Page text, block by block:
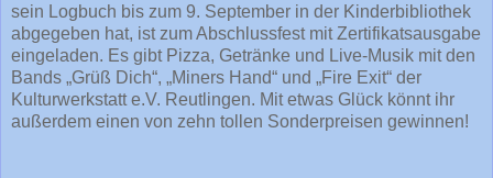
sein Logbuch bis zum 9. September in der Kinderbibliothek
abgegeben hat, ist zum Abschlussfest mit Zertifikatsausgabe
eingeladen. Es gibt Pizza, Getränke und Live-Musik mit den
Bands „Grüß Dich“, „Miners Hand“ und „Fire Exit“ der
Kulturwerkstatt e.V. Reutlingen. Mit etwas Glück könnt ihr
außerdem einen von zehn tollen Sonderpreisen gewinnen!